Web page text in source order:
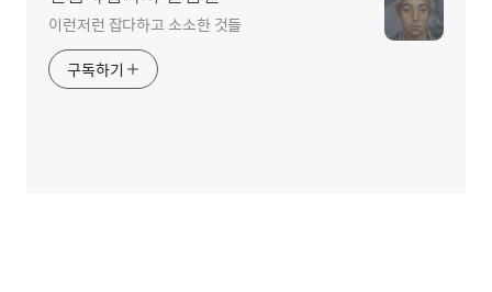
이런저런 잡다하고 소소한 것들
구독하기